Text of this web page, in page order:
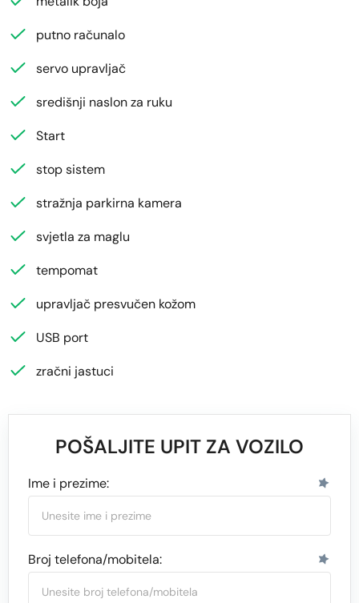
putno računalo
servo upravljač
središnji naslon za ruku
Start
stop sistem
stražnja parkirna kamera
svjetla za maglu
tempomat
upravljač presvučen kožom
USB port
zračni jastuci
POŠALJITE UPIT ZA VOZILO
Ime i prezime:
Broj telefona/mobitela: